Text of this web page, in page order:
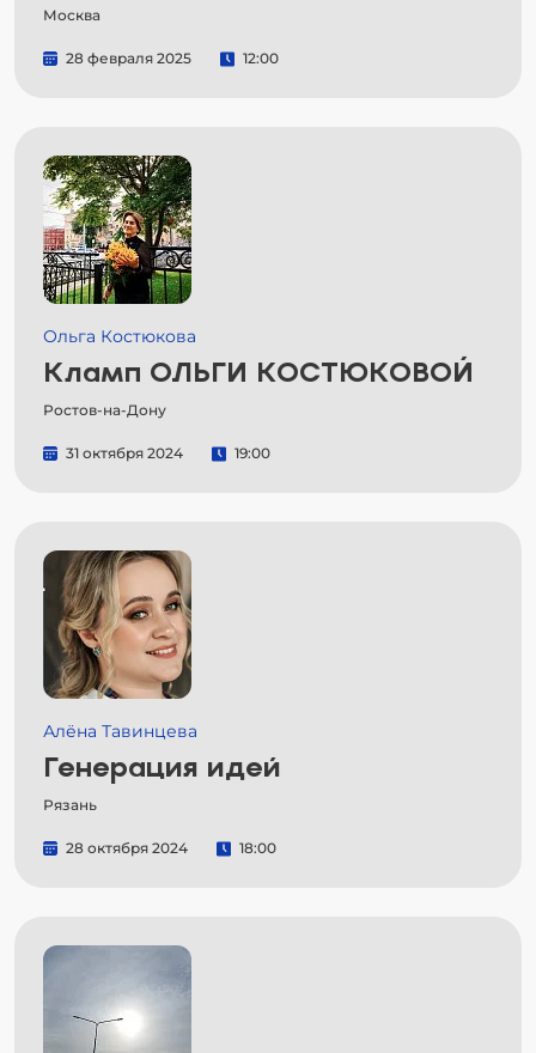
Москва
28 февраля 2025 12:00
Ольга Костюкова
Кламп ОЛЬГИ КОСТЮКОВОЙ
Ростов-на-Дону
31 октября 2024 19:00
Алёна Тавинцева
Генерация идей
Рязань
28 октября 2024 18:00